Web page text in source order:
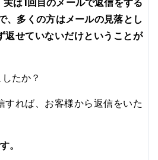
実は1回目のメールで返信をする
、多くの方はメールの見落とし
返せていないだけということが
たか？
すれば、お客様から返信をいた
。